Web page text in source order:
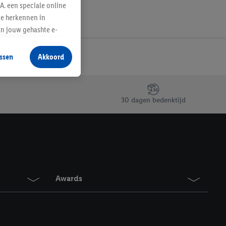
30 dagen bedenktijd
Awards
een speciale online
herkennen in
jouw gehashte e-
producten waarin je
te plaatsen
verschillende
jouw gehashte e-
kunnen worden
vergelijkbare
Akkoord